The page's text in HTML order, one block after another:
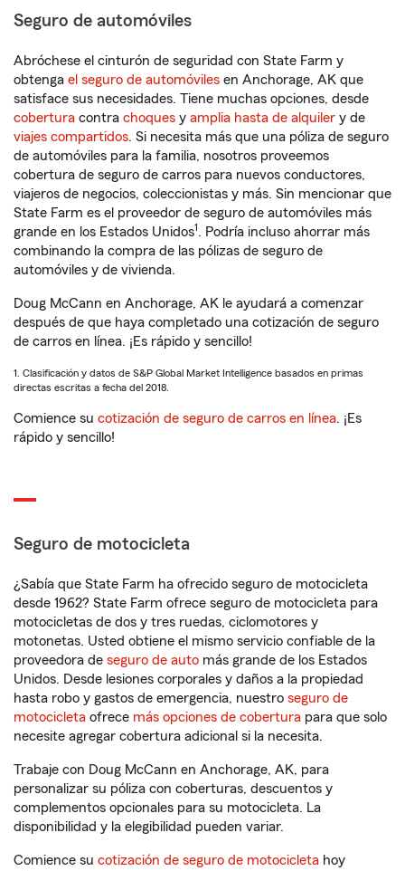
Seguro de automóviles
Abróchese el cinturón de seguridad con State Farm y
obtenga el seguro de automóviles en Anchorage, AK que
satisface sus necesidades. Tiene muchas opciones, desde
cobertura contra choques y amplia hasta de alquiler y de
viajes compartidos. Si necesita más que una póliza de seguro
de automóviles para la familia, nosotros proveemos
cobertura de seguro de carros para nuevos conductores,
viajeros de negocios, coleccionistas y más. Sin mencionar que
State Farm es el proveedor de seguro de automóviles más
grande en los Estados Unidos1. Podría incluso ahorrar más
combinando la compra de las pólizas de seguro de
automóviles y de vivienda.
Doug McCann en Anchorage, AK le ayudará a comenzar
después de que haya completado una cotización de seguro
de carros en línea. ¡Es rápido y sencillo!
1. Clasificación y datos de S&P Global Market Intelligence basados en primas
directas escritas a fecha del 2018.
Comience su cotización de seguro de carros en línea. ¡Es
rápido y sencillo!
Seguro de motocicleta
¿Sabía que State Farm ha ofrecido seguro de motocicleta
desde 1962? State Farm ofrece seguro de motocicleta para
motocicletas de dos y tres ruedas, ciclomotores y
motonetas. Usted obtiene el mismo servicio confiable de la
proveedora de seguro de auto más grande de los Estados
Unidos. Desde lesiones corporales y daños a la propiedad
hasta robo y gastos de emergencia, nuestro seguro de
motocicleta ofrece más opciones de cobertura para que solo
necesite agregar cobertura adicional si la necesita.
Trabaje con Doug McCann en Anchorage, AK, para
personalizar su póliza con coberturas, descuentos y
complementos opcionales para su motocicleta. La
disponibilidad y la elegibilidad pueden variar.
Comience su cotización de seguro de motocicleta hoy